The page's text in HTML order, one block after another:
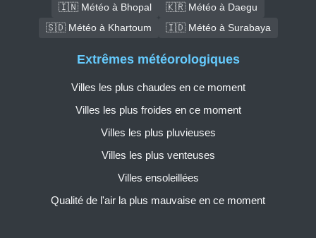
🇮🇳 Météo à Bhopal
🇰🇷 Météo à Daegu
🇸🇩 Météo à Khartoum
🇮🇩 Météo à Surabaya
Extrêmes météorologiques
Villes les plus chaudes en ce moment
Villes les plus froides en ce moment
Villes les plus pluvieuses
Villes les plus venteuses
Villes ensoleillées
Qualité de l'air la plus mauvaise en ce moment